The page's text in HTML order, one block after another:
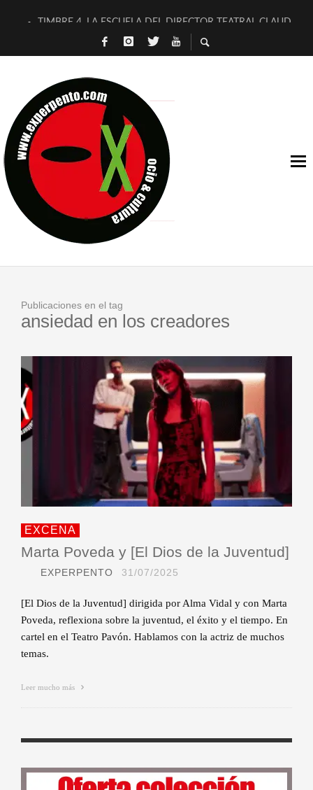
TIMBRE 4, LA ESCUELA DEL DIRECTOR TEATRAL CLAUDIO
30 AÑOS (NO ES NADA) DE LA KATARSIS DEL TOMATAZO
D’BALDOMEROS REINVENTAN [BITÁCORA 3.0] EN EXVITA
MARSHALL FLASH PRESENTA EN EXVITA [RELATIVA
JOFRE BARDAGÍ EN EXVITA INTERPRETANDO A SERRAT
YORCH PRESENTA [CURSO DE ARMONÍA PERSECUTORIA]
MAGALÍ SARE NOS EXPLICA [DESCASADA]
«NO TENGO PUTOS SUEÑOS»
Publicaciones en el tag
ansiedad en los creadores
EXCENA
Marta Poveda y [El Dios de la Juventud]
EXPERPENTO 31/07/2025
[El Dios de la Juventud] dirigida por Alma Vidal y con Marta
Poveda, reflexiona sobre la juventud, el éxito y el tiempo. En
cartel en el Teatro Pavón. Hablamos con la actriz de muchos
temas.
Leer mucho más